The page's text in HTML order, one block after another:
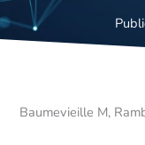
Baumevieille M,